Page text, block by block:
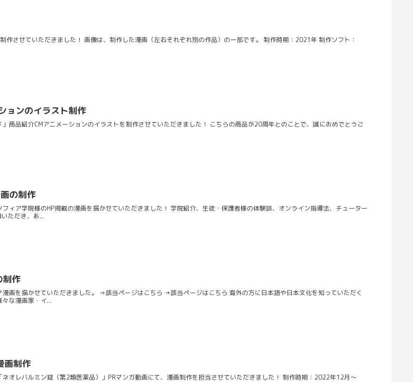
作させていただきました！ 画像は、制作した漫画（左右それぞれ別の作品）の一部です。 制作時期：2021年 制作ソフト：
ョンのイラスト制作
商品紹介CMアニメーションのイラストを制作させていただきました！ こちらの商品が20周年とのことで、誠におめでとうご
の制作
ィア学院様のHP掲載の漫画を描かせていただきました！ 学院紹介、生徒・保護者様の体験談、オンライン指導法、チューター
ただき、あ...
制作
漫画を描かせていただきました。 →該当ページはこちら →該当ページはこちら 海外の方に日本語や日本文化を知っていただく
な漫画家・イ...
画制作
オレバルミン錠（第2類医薬品）」PRマンガ動画にて、漫画制作を担当させていただきました！ 制作時期：2022年12月～